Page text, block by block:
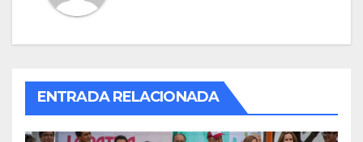
ENTRADA RELACIONADA